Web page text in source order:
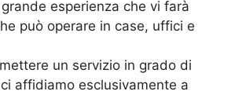
esperienza che vi farà
può operare in case, uffici e
un servizio in grado di
affidiamo esclusivamente a